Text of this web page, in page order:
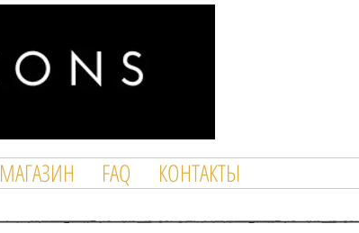
МАГАЗИН FAQ КОНТАКТЫ